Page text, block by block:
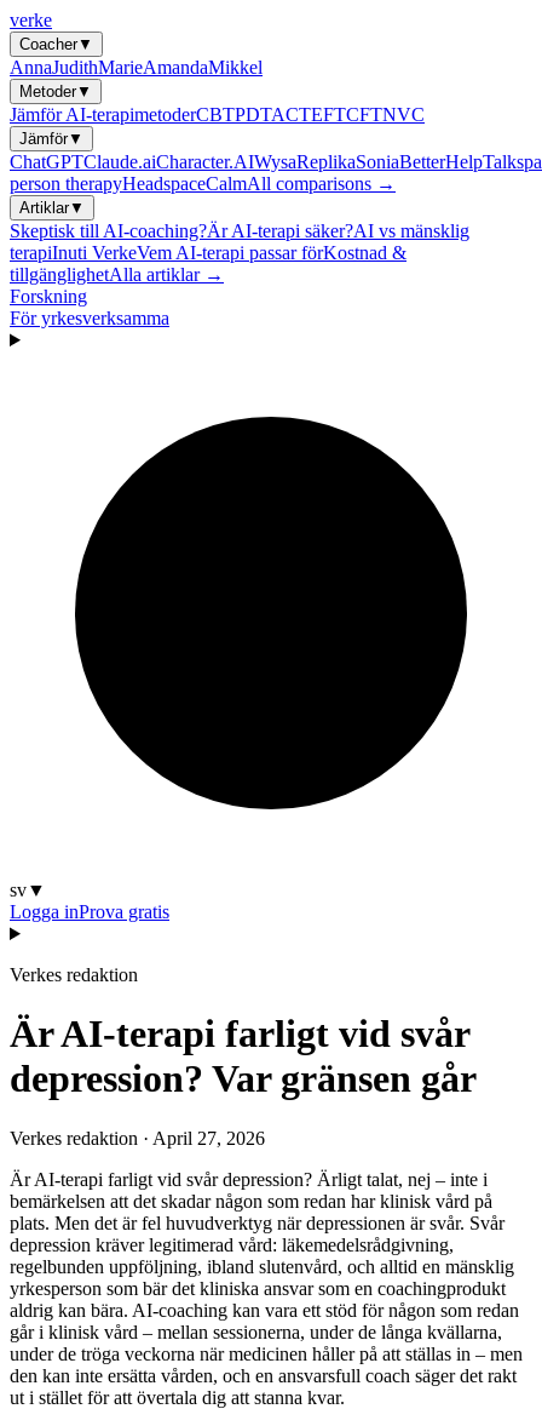
verke
Coacher▼
AnnaJudithMarieAmandaMikkel
Metoder▼
Jämför AI-terapimetoderCBTPDTACTEFTCFTNVC
Jämför▼
ChatGPTClaude.aiCharacter.AIWysaReplikaSoniaBetterHelp
person therapyHeadspaceCalmAll comparisons →
Artiklar▼
Skeptisk till AI-coaching?Är AI-terapi säker?AI vs mänsklig
terapiInuti VerkeVem AI-terapi passar förKostnad &
tillgänglighetAlla artiklar →
Forskning
För yrkesverksamma
sv▼
Logga inProva gratis
Verkes redaktion
Är AI-terapi farligt vid svår
depression? Var gränsen går
Verkes redaktion · April 27, 2026
Är AI-terapi farligt vid svår depression? Ärligt talat, nej – inte i
bemärkelsen att det skadar någon som redan har klinisk vård på
plats. Men det är fel huvudverktyg när depressionen är svår. Svår
depression kräver legitimerad vård: läkemedelsrådgivning,
regelbunden uppföljning, ibland slutenvård, och alltid en mänsklig
yrkesperson som bär det kliniska ansvar som en coachingprodukt
aldrig kan bära. AI-coaching kan vara ett stöd för någon som redan
går i klinisk vård – mellan sessionerna, under de långa kvällarna,
under de tröga veckorna när medicinen håller på att ställas in – men
den kan inte ersätta vården, och en ansvarsfull coach säger det rakt
ut i stället för att övertala dig att stanna kvar.